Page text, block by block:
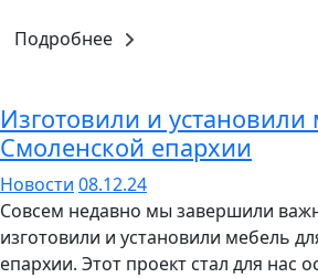
Подробнее
Изготовили и установили
Смоленской епархии
Новости 08.12.24
Совсем недавно мы завершили
изготовили и установили мебель
епархии. Этот проект стал для нас